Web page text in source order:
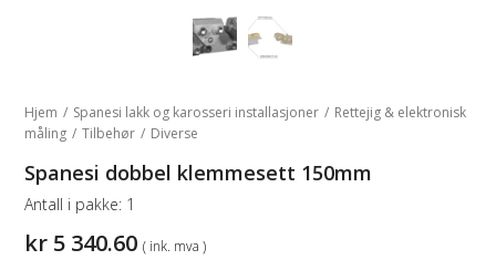
Hjem / Spanesi lakk og karosseri installasjoner / Rettejig & elektronisk
måling / Tilbehør / Diverse
Spanesi dobbel klemmesett 150mm
kr 5 340.60 ( ink. mva )
Antall i pakke: 1